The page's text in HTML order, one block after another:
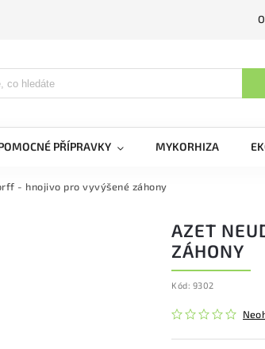
PŘÍPRAVKY MYKORHIZA
- hnojivo pro vyvýšené záhony
AZET
ZÁHONY
Kód: 9302